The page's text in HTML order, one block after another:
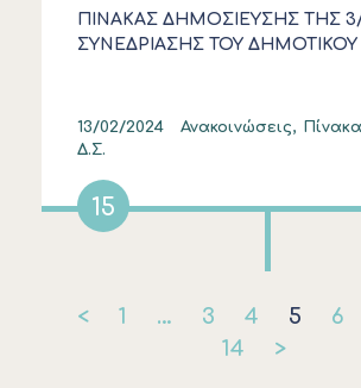
ΠΙΝΑΚΑΣ ΔΗΜΟΣΙΕΥΣΗΣ ΤΗΣ 3/
ΣΥΝΕΔΡΙΑΣΗΣ ΤΟΥ ΔΗΜΟΤΙΚΟΥ
13/02/2024 Ανακοινώσεις,
Δ.Σ.
15
< 1 … 3 4 5 6
14
>